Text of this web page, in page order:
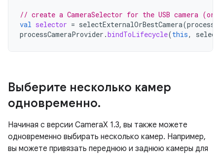
// create a CameraSelector for the USB camera
val selector = selectExternalOrBestCamera(
processCameraProvider .bindToLifecycle(this,
Выберите несколько камер
одновременно.
Начиная с версии CameraX 1.3, вы также можете
одновременно выбирать несколько камер. Например,
вы можете привязать переднюю и заднюю камеры для